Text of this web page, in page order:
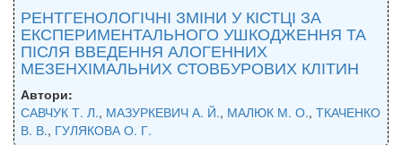
РЕНТГЕНОЛОГІЧНІ ЗМІНИ У КІСТЦІ ЗА
ЕКСПЕРИМЕНТАЛЬНОГО УШКОДЖЕННЯ ТА
ПІСЛЯ ВВЕДЕННЯ АЛОГЕННИХ
МЕЗЕНХІМАЛЬНИХ СТОВБУРОВИХ КЛІТИН
Автори:
САВЧУК Т. Л., МАЗУРКЕВИЧ А. Й., МАЛЮК М. О., ТКАЧЕНКО
В. В., ГУЛЯКОВА О. Г.